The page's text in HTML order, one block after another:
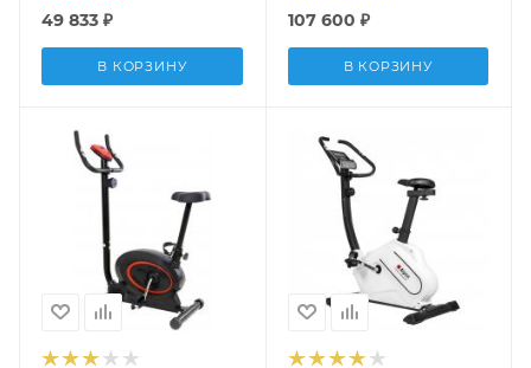
49 833 ₽
В КОРЗИНУ
107 600 ₽
В КОРЗИНУ